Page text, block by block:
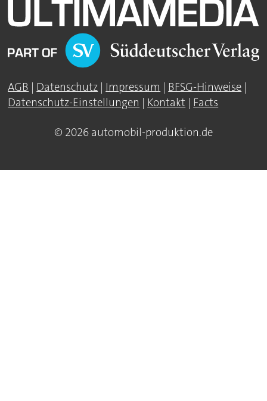
AGB | Datenschutz | Impressum | BFSG-Hinweise |
Datenschutz-Einstellungen | Kontakt | Facts
© 2026 automobil-produktion.de